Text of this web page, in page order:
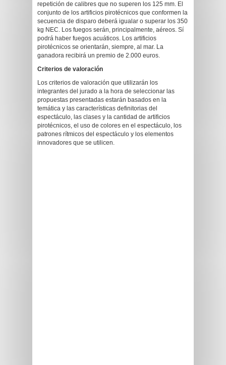
repetición de calibres que no superen los 125 mm. El
conjunto de los artificios pirotécnicos que conformen la
secuencia de disparo deberá igualar o superar los 350
kg NEC. Los fuegos serán, principalmente, aéreos. Sí
podrá haber fuegos acuáticos. Los artificios
pirotécnicos se orientarán, siempre, al mar. La
ganadora recibirá un premio de 2.000 euros.
Criterios de valoración
Los criterios de valoración que utilizarán los
integrantes del jurado a la hora de seleccionar las
propuestas presentadas estarán basados en la
temática y las características definitorias del
espectáculo, las clases y la cantidad de artificios
pirotécnicos, el uso de colores en el espectáculo, los
patrones rítmicos del espectáculo y los elementos
innovadores que se utilicen.